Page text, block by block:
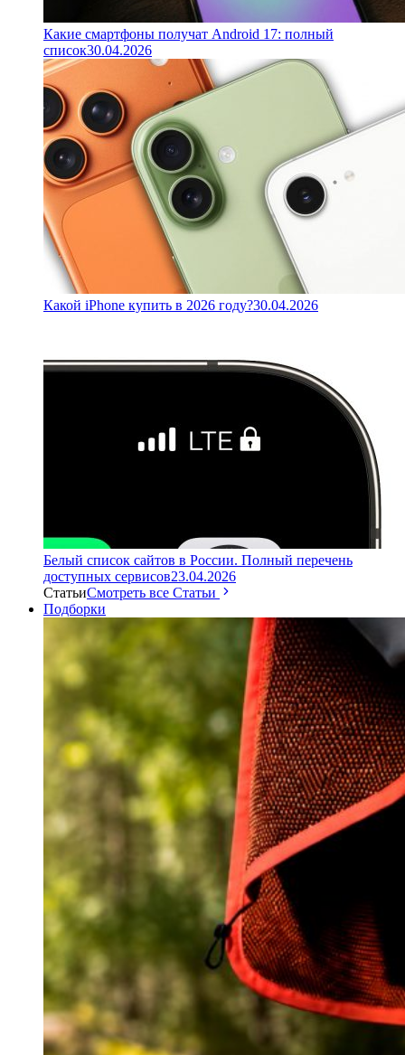
Какие смартфоны получат Android 17: полный
список30.04.2026
Какой iPhone купить в 2026 году?30.04.2026
Белый список сайтов в России. Полный перечень
доступных сервисов23.04.2026
СтатьиСмотреть все Статьи
Подборки